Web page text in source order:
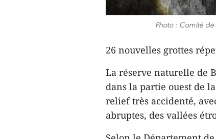
Photo : Comité
26 nouvelles grottes
La réserve naturelle de
dans la partie ouest de
relief très accidenté,
abruptes, des vallées